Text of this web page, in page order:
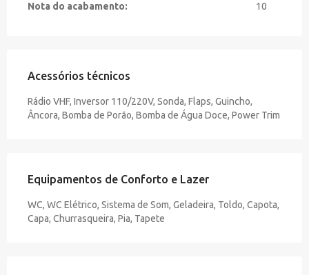
Nota do acabamento: 10
Acessórios técnicos
Rádio VHF, Inversor 110/220V, Sonda, Flaps, Guincho,
Âncora, Bomba de Porão, Bomba de Água Doce, Power Trim
Equipamentos de Conforto e Lazer
WC, WC Elétrico, Sistema de Som, Geladeira, Toldo, Capota,
Capa, Churrasqueira, Pia, Tapete